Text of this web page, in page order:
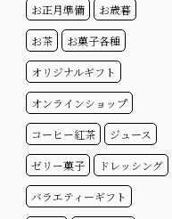
お正月準備 お歳暮
お茶 お菓子各種
オリジナルギフト
オンラインショップ
コーヒー紅茶 ジュース
ゼリー菓子 ドレッシング
バラエティーギフト